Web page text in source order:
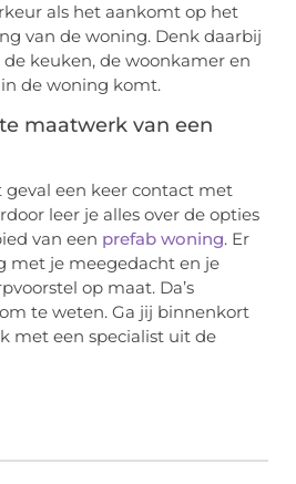
als het aankomt op het
van de woning. Denk daarbij
keuken, de woonkamer en
de woning komt.
maatwerk van een
geval een keer contact met
leer je alles over de opties
van een prefab woning. Er
met je meegedacht en je
op maat. Da’s
te weten. Ga jij binnenkort
met een specialist uit de